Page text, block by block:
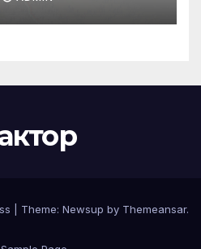
Theme: Newsup by Themeansar.